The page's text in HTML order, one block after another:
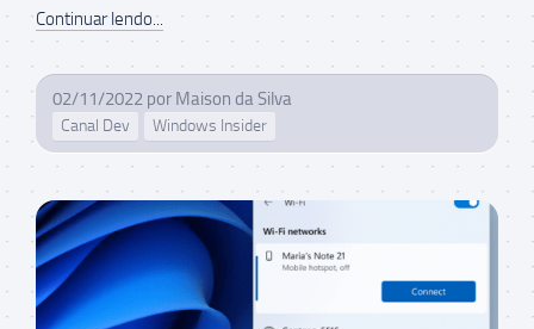
Continuar lendo...
02/11/2022 por Maison da Silva
Canal Dev Windows Insider